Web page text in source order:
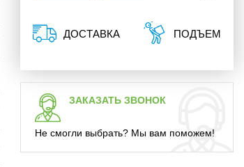
ДОСТАВКА ПОДЪЕМ
ЗАКАЗАТЬ ЗВОНОК
Не смогли выбрать? Мы вам поможем!